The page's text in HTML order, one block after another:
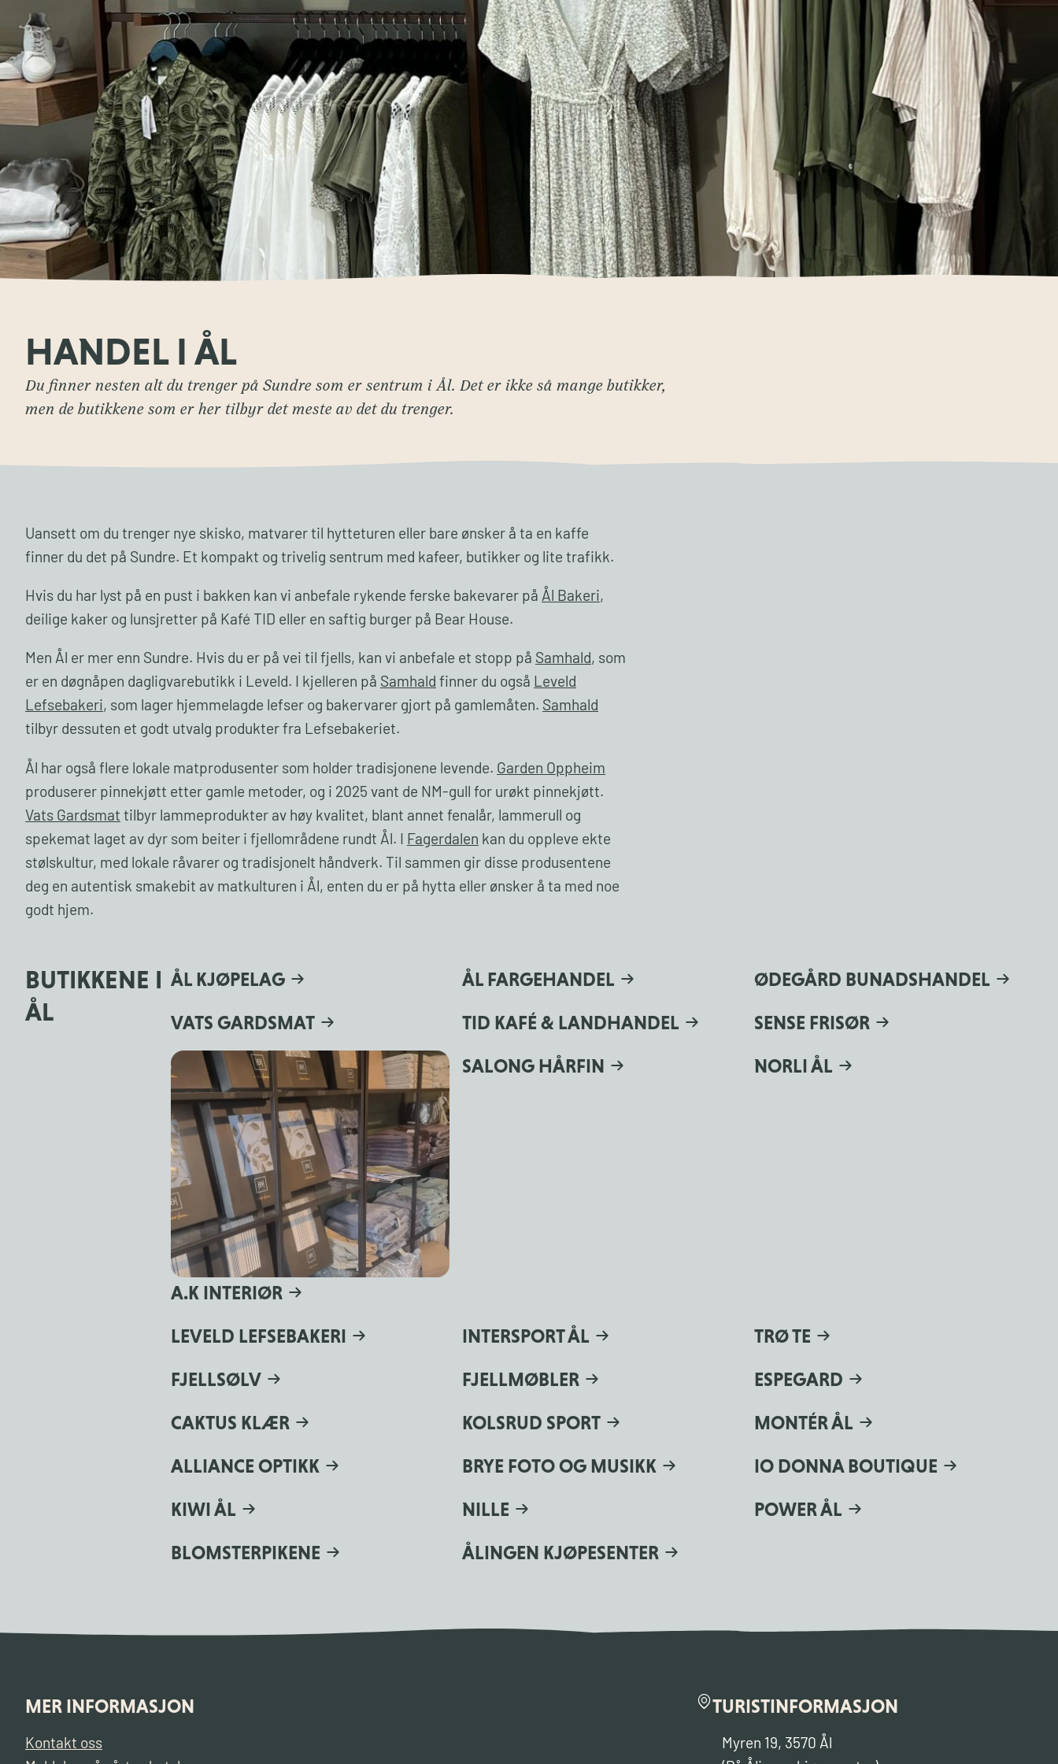
HANDEL I ÅL
Du finner nesten alt du trenger på Sundre som er sentrum i Ål. Det er ikke så mange butikker,
men de butikkene som er her tilbyr det meste av det du trenger.
Uansett om du trenger nye skisko, matvarer til hytteturen eller bare ønsker å ta en kaffe
finner du det på Sundre. Et kompakt og trivelig sentrum med kafeer, butikker og lite trafikk.
Hvis du har lyst på en pust i bakken kan vi anbefale rykende ferske bakevarer på Ål Bakeri,
deilige kaker og lunsjretter på Kafé TID eller en saftig burger på Bear House.
Men Ål er mer enn Sundre. Hvis du er på vei til fjells, kan vi anbefale et stopp på Samhald, som
er en døgnåpen dagligvarebutikk i Leveld. I kjelleren på Samhald finner du også Leveld
Lefsebakeri, som lager hjemmelagde lefser og bakervarer gjort på gamlemåten. Samhald
tilbyr dessuten et godt utvalg produkter fra Lefsebakeriet.
Ål har også flere lokale matprodusenter som holder tradisjonene levende. Garden Oppheim
produserer pinnekjøtt etter gamle metoder, og i 2025 vant de NM-gull for urøkt pinnekjøtt.
Vats Gardsmat tilbyr lammeprodukter av høy kvalitet, blant annet fenalår, lammerull og
spekemat laget av dyr som beiter i fjellområdene rundt Ål. I
Fagerdalen kan du oppleve ekte
stølskultur, med lokale råvarer og tradisjonelt håndverk. Til sammen gir disse produsentene
deg en autentisk smakebit av matkulturen i Ål, enten du er på hytta eller ønsker å ta med noe
godt hjem.
BUTIKKENE I
ÅL
ÅL KJØPELAG ÅL FARGEHANDEL ØDEGÅRD BUNADSHANDEL
VATS GARDSMAT TID KAFÉ & LANDHANDEL SENSE FRISØR
A.K INTERIØR
SALONG HÅRFIN NORLI ÅL
LEVELD LEFSEBAKERI INTERSPORT ÅL TRØ TE
FJELLSØLV FJELLMØBLER ESPEGARD
CAKTUS KLÆR KOLSRUD SPORT MONTÉR ÅL
ALLIANCE OPTIKK BRYE FOTO OG MUSIKK IO DONNA BOUTIQUE
KIWI ÅL NILLE POWER ÅL
BLOMSTERPIKENE ÅLINGEN KJØPESENTER
MER INFORMASJON
Kontakt oss
TURISTINFORMASJON
Myren 19, 3570 Ål